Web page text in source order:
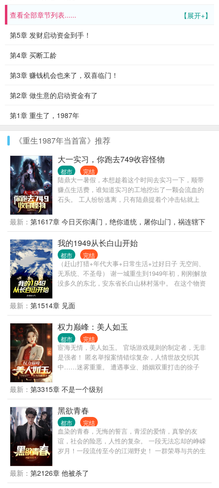
【展开+】
查看全部章节列表......
第5章 发财启动资金到手！
第4章 买断工龄
第3章 赚钱机会也来了，双喜临门！
第2章 做生意的启动资金有了
第1章 重生了，1987年
《重生1987年当首富》推荐
大一实习，你跑去749收容怪物
都市 完结
陆鼎大一暑假，本想趁着这个时间去实习一下，顺带
赚点生活费，谁知道实习的工地挖出了一颗会流血的
石头。 工人纷纷逃离，只有陆鼎提着个冲击钻就上
监狱早已准备就位，但由于这二十年来一只怪物也没
有遇到，陆鼎的耐心早就被磨平。 现在遇到了怪物，
陆鼎心中就一个念头，不是干死怪物，就是被怪物干
死。 加入749，借着749局的渠道寻找怪物，收容怪
物。 从此，749多了一个手下从无活口的调查员。 一
只只存在与传说中的妖魔鬼怪现世，陆鼎挨个碾杀。
749局：“不到万不得已，千万不能让陆鼎接任务，咱
们749的宗旨是关押收容，他一出手留不下活口！！”
最新： 第1617章 今日灭你满门，绝你道统，屠你山门，祸连辖下
万里
我的1949从长白山开始
都市 完结
（赶山打猎+年代大事+日常生活+过好日子 无空间、
无系统、不圣母） 谢一城重生到1949年初，刚刚解放
没多久的东北，安东省长白山林村落中。 在这个物资
中猎场。 脑袋大的猴头菇，千年成形的人参娃娃，满
山遍野的榛蘑山里红野核桃。 香嫩可口的飞龙，看到
人走不动道的傻狍子，松树林成群的灰贼。 数百斤的
野猪，如山般的黑瞎子，舔一口就能吓死人的山神
爷。 还有那民间流传已久的五大仙，黑水白山，尽在
此间！
最新： 第1514章 见面
权力巅峰：美人如玉
都市 完结
宦海无情，美人如玉。 官场游戏规则的制定者，无非
是强者！ 匿名举报案情错综复杂，人情世故交织其
中……迷雾重重。 遭遇事业、婚姻双重打击的徐子
峰，是良知，是大爱，是忘我。 但儿女情长，谁能不
动波澜？ 简介乏力，请移步正文！
最新： 第3315章 不是一个级别
黑欲青春
都市 完结
血染的青春，无悔的誓言，青涩的爱情，真挚的友
谊，社会的险恶，人性的复杂。 一段无法忘却的峥嵘
岁月！一段流传至今的江湖野史！ 一群荣辱与共的生
前行！ 杜撰的真实，真实的杜撰！ 哥几个，走着！
纯银耳坠出品，保证精品！
最新： 第2126章 他被杀了